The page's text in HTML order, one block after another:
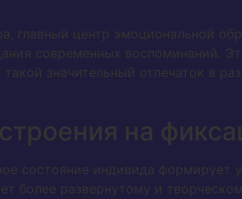
главный центр эмоциональной
современных воспоминаний.
значительный отпечаток в
на
состояние индивида
более развернутому и